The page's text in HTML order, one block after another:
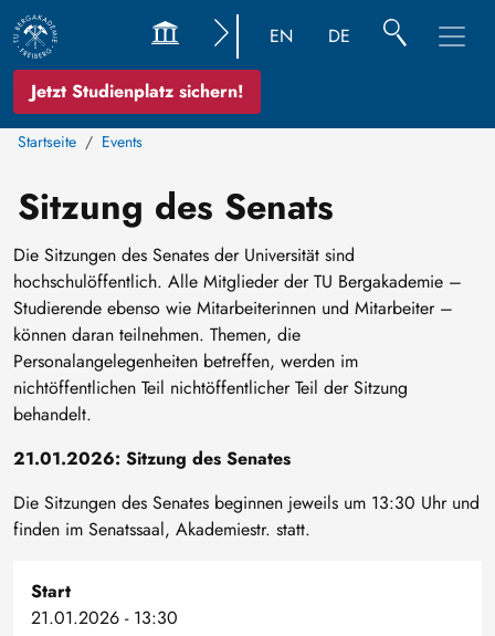
Jetzt Studienplatz sichern!
EN DE
Startseite Events
Sitzung des Senats
Die Sitzungen des Senates der Universität sind
hochschulöffentlich. Alle Mitglieder der TU Bergakademie –
Studierende ebenso wie Mitarbeiterinnen und Mitarbeiter –
können daran teilnehmen. Themen, die
Personalangelegenheiten betreffen, werden im
nichtöffentlichen Teil nichtöffentlicher Teil der Sitzung
behandelt.
21.01.2026: Sitzung des Senates
Die Sitzungen des Senates beginnen jeweils um 13:30 Uhr und
finden im Senatssaal, Akademiestr. statt.
Start
21.01.2026 - 13:30